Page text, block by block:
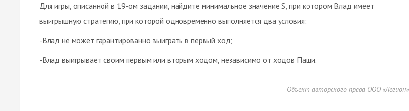
Для игры, описанной в 19-ом задании, найдите минимальное значение S, при котором Влад имеет
выигрышную стратегию, при которой одновременно выполняется два условия:
-Влад не может гарантированно выиграть в первый ход;
-Влад выигрывает своим первым или вторым ходом, независимо от ходов Паши.
Объект авторского права ООО «Легион»